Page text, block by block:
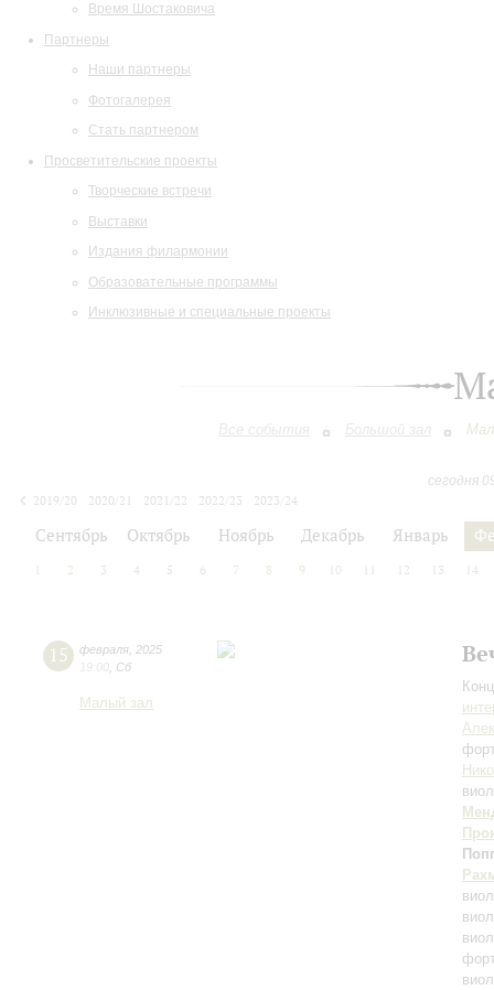
Время Шостаковича
Партнеры
Наши партнеры
Фотогалерея
Стать партнером
Просветительские проекты
Творческие встречи
Выставки
Издания филармонии
Образовательные программы
Инклюзивные и специальные проекты
Все события Большой зал
сегодня
2019/20
2020/21 2021/22 2022/23
2023/24
Сентябрь Октябрь Ноябрь Декабрь Январь
1 2 3 4 5 6 7 8 9 10 12 13 14
15 февраля 2025
19:00 Сб
Малый зал